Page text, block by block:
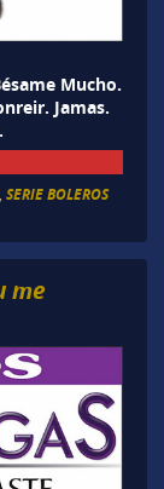
Mucho.
Jamas.
SERIE BOLEROS
me